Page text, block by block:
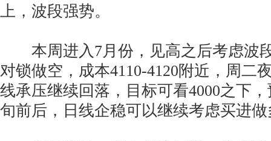
上，波段强势。
本周进入7月份，见高之后考虑波
对锁做空，成本4110-4120附近，周二
线承压继续回落，目标可看4000之下
旬前后，日线企稳可以继续考虑买进